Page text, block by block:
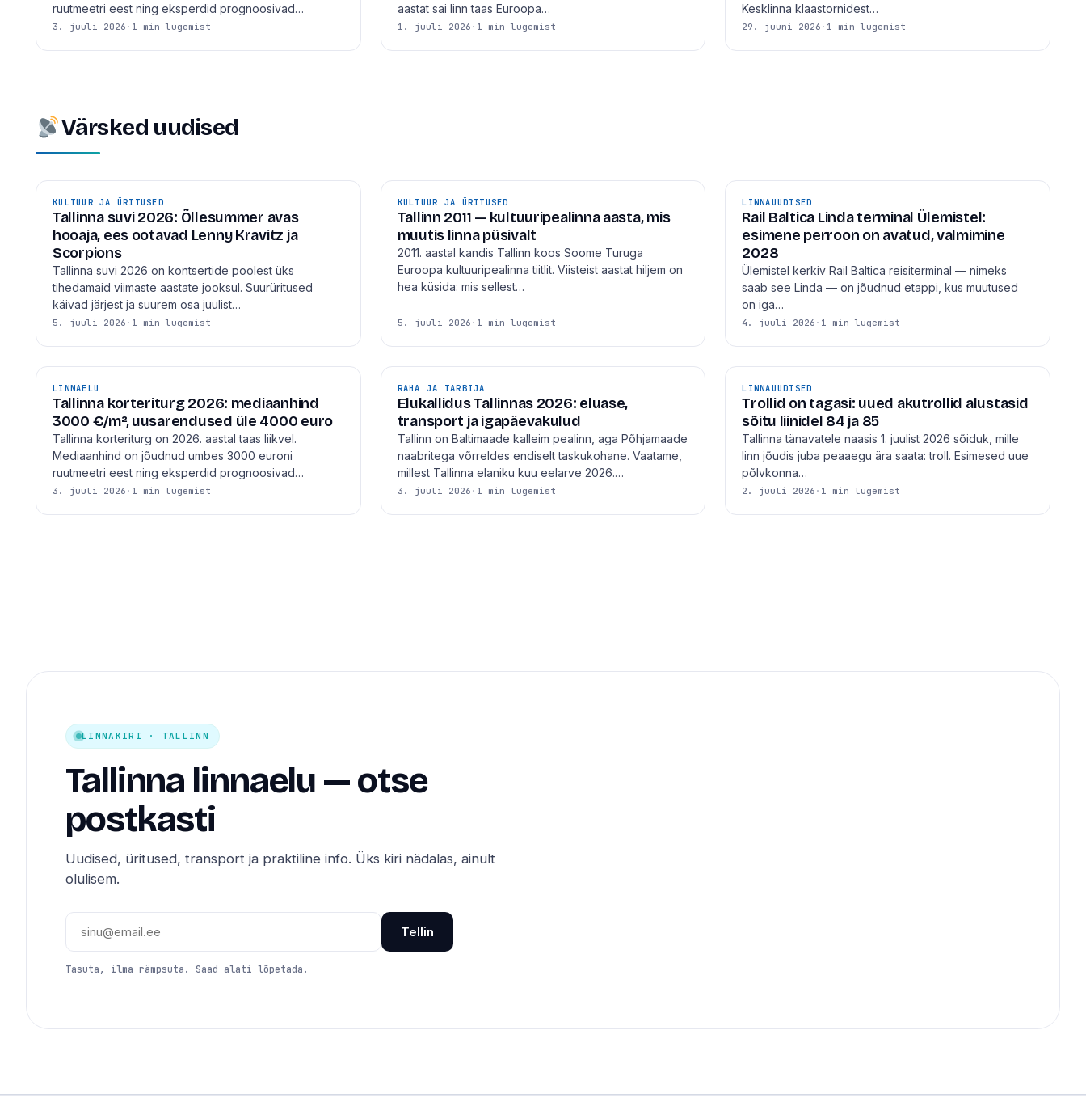
ruutmeetri eest ning eksperdid prognoosivad…
3. juuli 2026 · 1 min lugemist
aastat sai linn taas Euroopa…
1. juuli 2026 · 1 min lugemist
Kesklinna klaastornidest…
29. juuni 2026 · 1 min lugemist
Värsked uudised
KULTUUR JA ÜRITUSED
Tallinna suvi 2026: Õllesummer avas
hooaja, ees ootavad Lenny Kravitz ja
Scorpions
Tallinna suvi 2026 on kontsertide poolest üks
tihedamaid viimaste aastate jooksul. Suurüritused
käivad järjest ja suurem osa juulist…
5. juuli 2026 · 1 min lugemist
KULTUUR JA ÜRITUSED
Tallinn 2011 — kultuuripealinna aasta, mis
muutis linna püsivalt
2011. aastal kandis Tallinn koos Soome Turuga
Euroopa kultuuripealinna tiitlit. Viisteist aastat hiljem on
hea küsida: mis sellest…
5. juuli 2026 · 1 min lugemist
LINNAUUDISED
Rail Baltica Linda terminal Ülemistel:
esimene perroon on avatud, valmimine
2028
Ülemistel kerkiv Rail Baltica reisiterminal — nimeks
saab see Linda — on jõudnud etappi, kus muutused
on iga…
4. juuli 2026 · 1 min lugemist
LINNAELU
Tallinna korteriturg 2026: mediaanhind
3000 €/m², uusarendused üle 4000 euro
Tallinna korteriturg on 2026. aastal taas liikvel.
Mediaanhind on jõudnud umbes 3000 euroni
ruutmeetri eest ning eksperdid prognoosivad…
3. juuli 2026 · 1 min lugemist
RAHA JA TARBIJA
Elukallidus Tallinnas 2026: eluase,
transport ja igapäevakulud
Tallinn on Baltimaade kalleim pealinn, aga Põhjamaade
naabritega võrreldes endiselt taskukohane. Vaatame,
millest Tallinna elaniku kuu eelarve 2026.…
3. juuli 2026 · 1 min lugemist
LINNAUUDISED
Trollid on tagasi: uued akutrollid alustasid
sõitu liinidel 84 ja 85
Tallinna tänavatele naasis 1. juulist 2026 sõiduk, mille
linn jõudis juba peaaegu ära saata: troll. Esimesed uue
põlvkonna…
2. juuli 2026 · 1 min lugemist
LINNAKIRI · TALLINN
Tallinna linnaelu — otse
postkasti
Uudised, üritused, transport ja praktiline info. Üks kiri nädalas, ainult
olulisem.
Tellin
Tasuta, ilma rämpsuta. Saad alati lõpetada.